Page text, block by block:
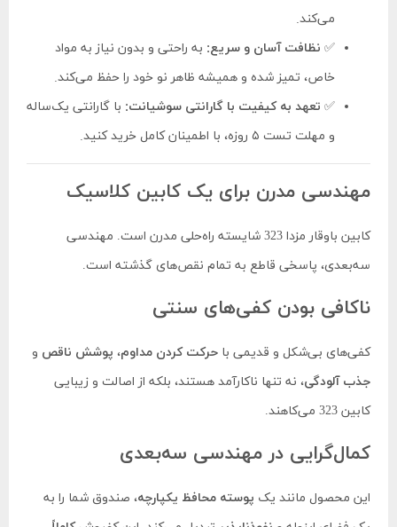
می‌کند.
✅ نظافت آسان و سریع: به راحتی و بدون نیاز به مواد
خاص، تمیز شده و همیشه ظاهر نو خود را حفظ می‌کند.
✅ تعهد به کیفیت با گارانتی سوشیانت: با گارانتی یک‌ساله
و مهلت تست ۵ روزه، با اطمینان کامل خرید کنید.
مهندسی مدرن برای یک کابین کلاسیک
کابین باوقار مزدا 323 شایسته راه‌حلی مدرن است. مهندسی
سه‌بعدی، پاسخی قاطع به تمام نقص‌های گذشته است.
ناکافی بودن کفی‌های سنتی
کفی‌های بی‌شکل و قدیمی با حرکت کردن مداوم، پوشش ناقص و
جذب آلودگی، نه تنها ناکارآمد هستند، بلکه از اصالت و زیبایی
کابین 323 می‌کاهند.
کمال‌گرایی در مهندسی سه‌بعدی
این محصول مانند یک پوسته محافظ یکپارچه، صندوق شما را به